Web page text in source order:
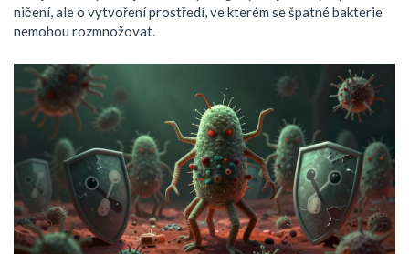
ničení, ale o vytvoření prostředí, ve kterém se špatné bakterie
nemohou rozmnožovat.